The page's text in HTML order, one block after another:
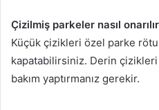
Çizilmiş parkeler nasıl
Küçük çizikleri özel parke
kapatabilirsiniz. Derin
bakım yaptırmanız gerekir.